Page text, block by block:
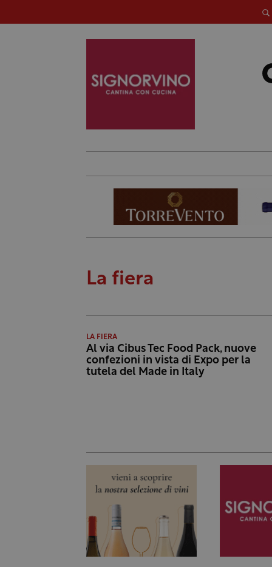
La fiera
LA FIERA
Al via Cibus Tec Food Pack, nuove
confezioni in vista di Expo per la
tutela del Made in Italy